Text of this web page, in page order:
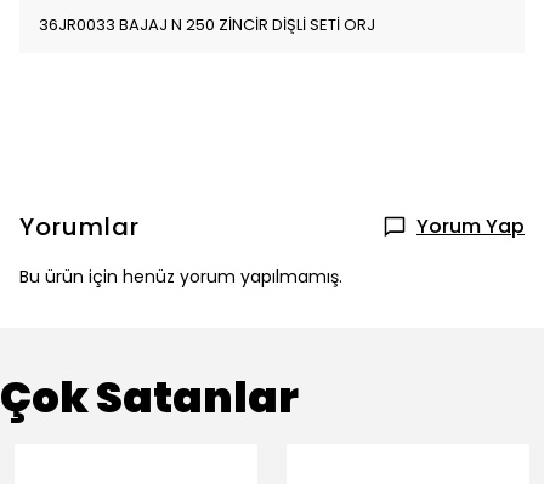
36JR0033 BAJAJ N 250 ZİNCİR DİŞLİ SETİ ORJ
Yorumlar Yorum Yap
Bu ürün için henüz yorum yapılmamış.
Çok Satanlar